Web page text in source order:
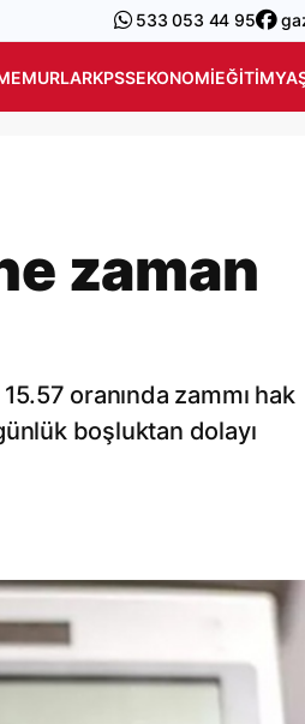
533 053 44 95
KPSSEKONOMIEĞITIM
zaman
oranında zammı hak
boşluktan dolayı